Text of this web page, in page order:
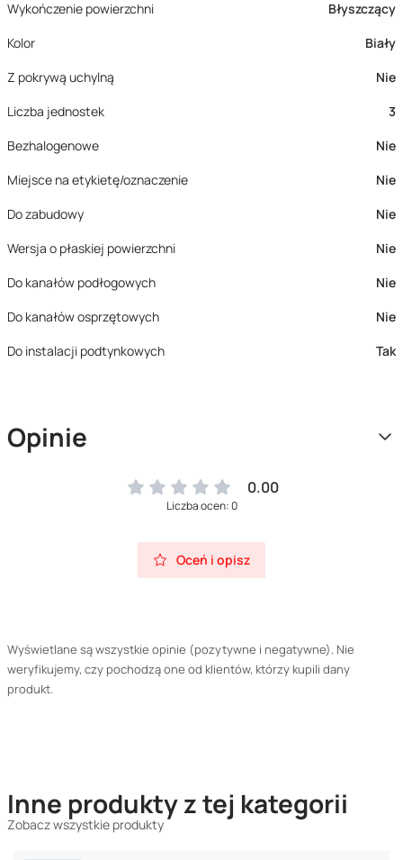
Wykończenie powierzchni
Błyszczący
Kolor
Biały
Z pokrywą uchylną
Nie
Liczba jednostek
3
Bezhalogenowe
Nie
Miejsce na etykietę/oznaczenie
Nie
Do zabudowy
Nie
Wersja o płaskiej powierzchni
Nie
Do kanałów podłogowych
Nie
Do kanałów osprzętowych
Nie
Do instalacji podtynkowych
Tak
Opinie
0.00
Liczba ocen: 0
Oceń i opisz
Wyświetlane są wszystkie opinie (pozytywne i negatywne). Nie
weryfikujemy, czy pochodzą one od klientów, którzy kupili dany
produkt.
Inne produkty z tej kategorii
Zobacz wszystkie produkty